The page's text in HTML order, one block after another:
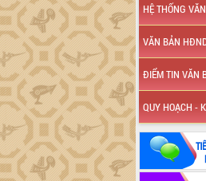
HỆ THỐNG
VĂN BẢN
ĐIỂM TIN VĂN
QUY HOẠCH -